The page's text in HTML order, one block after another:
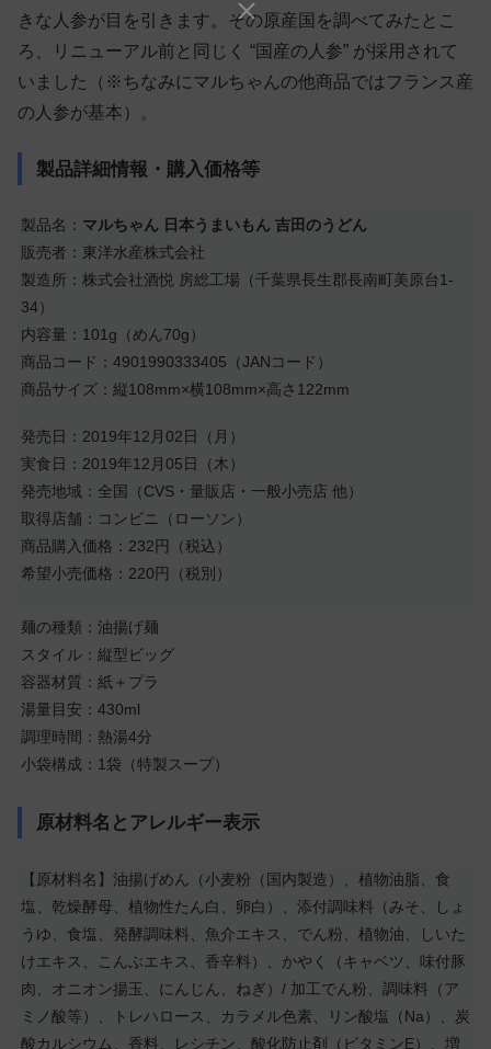
きな人参が目を引きます。その原産国を調べてみたとこ
ろ、リニューアル前と同じく “国産の人参” が採用されて
いました（※ちなみにマルちゃんの他商品ではフランス産
の人参が基本）。
製品詳細情報・購入価格等
製品名： マルちゃん 日本うまいもん 吉田のうどん
販売者：東洋水産株式会社
製造所：株式会社酒悦 房総工場（千葉県長生郡長南町美原台1-
34）
内容量：101g（めん70g）
商品コード：4901990333405（JANコード）
商品サイズ：縦108mm×横108mm×高さ122mm
発売日：2019年12月02日（月）
実食日：2019年12月05日（木）
発売地域：全国（CVS・量販店・一般小売店 他）
取得店舗：コンビニ（ローソン）
商品購入価格：232円（税込）
希望小売価格：220円（税別）
麺の種類：油揚げ麺
スタイル：縦型ビッグ
容器材質：紙＋プラ
湯量目安：430ml
調理時間：熱湯4分
小袋構成：1袋（特製スープ）
原材料名とアレルギー表示
【原材料名】油揚げめん（小麦粉（国内製造）、植物油脂、食
塩、乾燥酵母、植物性たん白、卵白）、添付調味料（みそ、しょ
うゆ、食塩、発酵調味料、魚介エキス、でん粉、植物油、しいた
けエキス、こんぶエキス、香辛料）、かやく（キャベツ、味付豚
肉、オニオン揚玉、にんじん、ねぎ）/ 加工でん粉、調味料（ア
ミノ酸等）、トレハロース、カラメル色素、リン酸塩（Na）、炭
酸カルシウム、香料、レシチン、酸化防止剤（ビタミンE）、増